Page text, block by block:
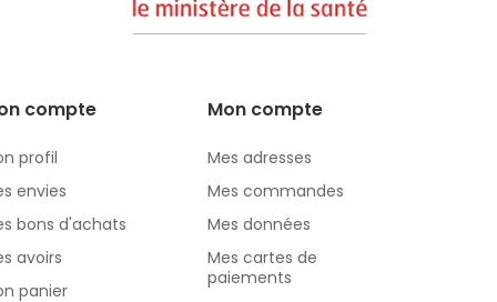
compte
profil
envies
bons d'achats
avoirs
panier
Mon compte
Mes adresses
Mes commandes
Mes données
Mes cartes de
paiements